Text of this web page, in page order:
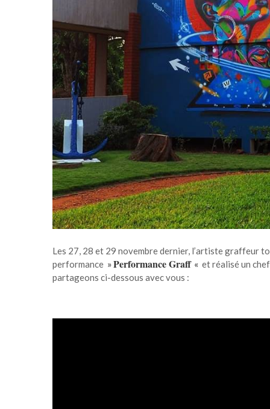
Les 27, 28 et 29 novembre dernier, l’artiste graffeur
performance »Performance Graff « et réalisé un
partageons ci-dessous avec vous :